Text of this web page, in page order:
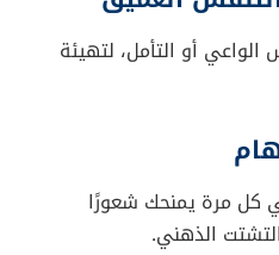
أو التأمل، لتهيئة
كل مرة يمنحك شعورًا
الذهني.